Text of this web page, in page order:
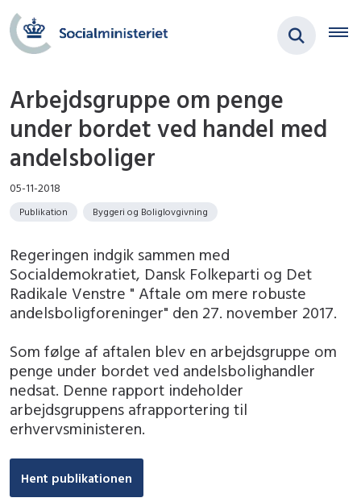
Arbejdsgruppe om penge
under bordet ved handel med
andelsboliger
05-11-2018
Publikation Byggeri og Boliglovgivning
Regeringen indgik sammen med
Socialdemokratiet, Dansk Folkeparti og Det
Radikale Venstre " Aftale om mere robuste
andelsboligforeninger" den 27. november 2017.
Som følge af aftalen blev en arbejdsgruppe om
penge under bordet ved andelsbolighandler
nedsat. Denne rapport indeholder
arbejdsgruppens afrapportering til
erhvervsministeren.
Hent publikationen